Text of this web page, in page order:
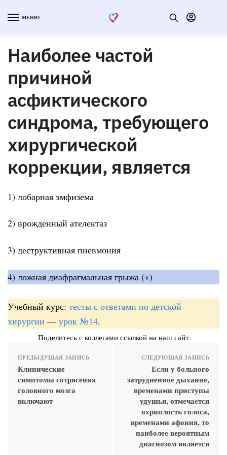
МЕНЮ
Наиболее частой
причиной
асфиктического
синдрома, требующего
хирургической
коррекции, является
1) лобарная эмфизема
2) врожденный ателектаз
3) деструктивная пневмония
4) ложная диафрагмальная грыжа (+)
Учебный курс: тесты с ответами по детской
хирургии — урок №14.
Поделитесь с коллегами ссылкой на наш сайт
ПРЕДЫДУЩАЯ ЗАПИСЬ
Клинические
симптомы сотрясения
головного мозга
включают
СЛЕДУЮЩАЯ ЗАПИСЬ
Если у больного
затрудненное дыхание,
временами приступы
удушья, отмечается
охриплость голоса,
временами афония, то
наиболее вероятным
диагнозом является